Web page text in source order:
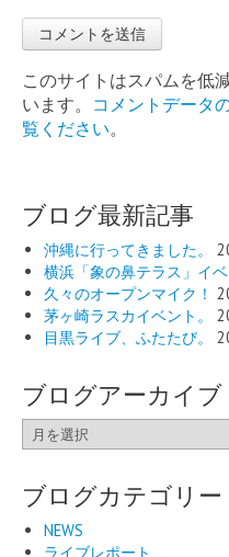
このサイトはスパムを低
います。 コメントデータ
覧ください。
ブログ最新記事
沖縄に行ってきました。
横浜「象の鼻テラス」イベ
久々のオープンマイク！
茅ヶ崎ラスカイベント。
目黒ライブ、ふたたび。
ブログアーカイブ
ブ
ロ
ア
カ
ブログカテゴリー
NEWS
ライブレポート